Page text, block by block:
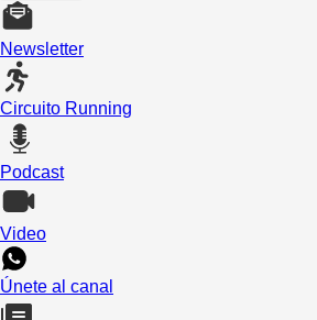
Newsletter
Circuito Running
Podcast
Video
Únete al canal